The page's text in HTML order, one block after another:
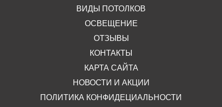
ВИДЫ ПОТОЛКОВ
ОСВЕЩЕНИЕ
ОТЗЫВЫ
КОНТАКТЫ
КАРТА САЙТА
НОВОСТИ И АКЦИИ
ПОЛИТИКА КОНФИДЕЦИАЛЬНОСТИ